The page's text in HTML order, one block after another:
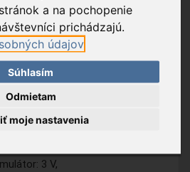
a na pochopenie
prichádzajú.
údajov
Súhlasím
Odmietam
moje nastavenia
Na stiahnutie
senzor tepla
3 V,